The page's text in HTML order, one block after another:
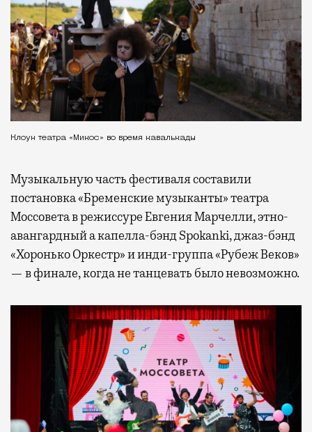
Клоун театра «Микос» во время кавалькады
Музыкальную часть фестиваля составили
постановка «Бременские музыканты» театра
Моссовета в режиссуре Евгения Марчелли, этно-
авангардный а капелла-бэнд Spokanki, джаз-бэнд
«Хоронько Оркестр» и инди-группа «Рубеж Веков»
— в финале, когда не танцевать было невозможно.